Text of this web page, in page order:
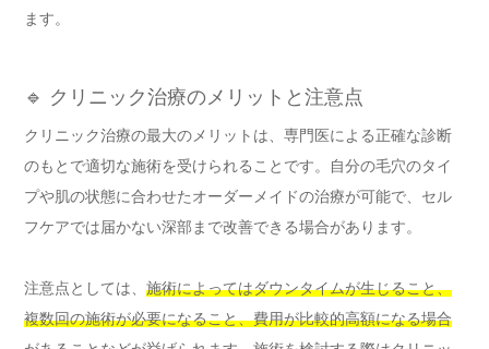
ます。
🔹 クリニック治療のメリットと注意点
クリニック治療の最大のメリットは、専門医による正確な診断
のもとで適切な施術を受けられることです。自分の毛穴のタイ
プや肌の状態に合わせたオーダーメイドの治療が可能で、セル
フケアでは届かない深部まで改善できる場合があります。
注意点としては、 施術によってはダウンタイムが生じること、
複数回の施術が必要になること、費用が比較的高額になる場合